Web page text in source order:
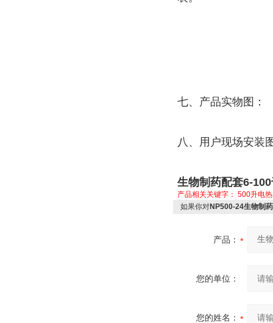
七、产品实物图：
八、用户现场安装
生物制药配套6-
产品相关关键字： 500升电
如果你对NP500-24生物制
产品：
您的单位：
您的姓名：